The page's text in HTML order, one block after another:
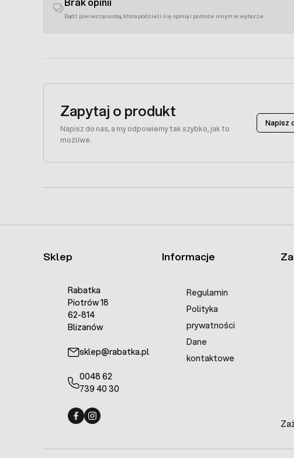
Bądź pierwszą osobą, która podzieli się opinią i pomoże innym w wyborze.
Zapytaj o produkt
Napisz do nas, a my odpowiemy tak szybko, jak to
możliwe.
Napisz
Sklep
Rabatka
Piotrów 18
62-814
Blizanów
sklep@rabatka.pl
0048 62
739 40 30
Informacje
Regulamin
Polityka
prywatności
Dane
kontaktowe